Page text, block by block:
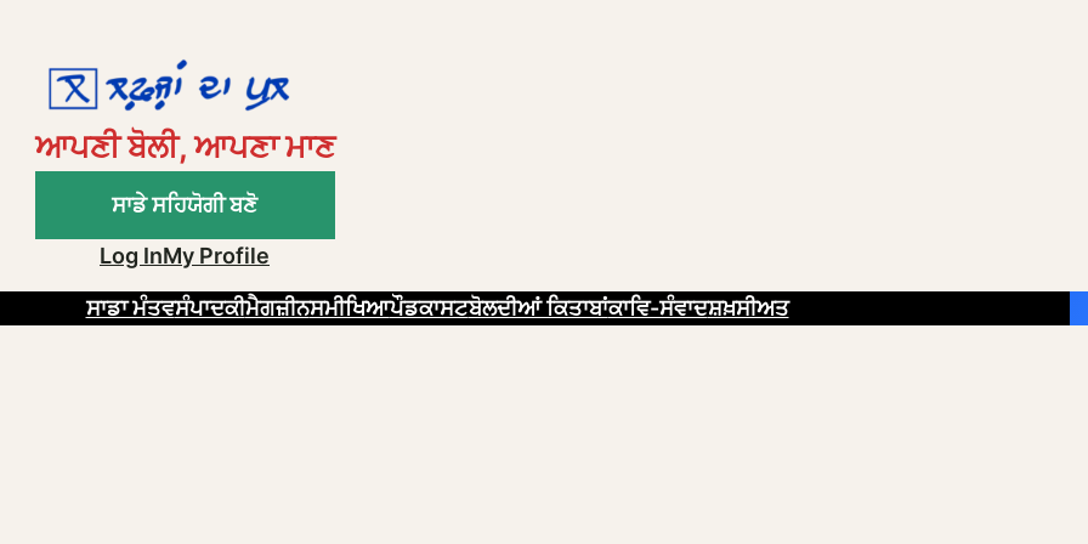
ਆਪਣੀ ਬੋਲੀ, ਆਪਣਾ ਮਾਣ
ਸਾਡੇ ਸਹਿਯੋਗੀ ਬਣੋ
Log InMy Profile
ਸਾਡਾ ਮੰਤਵਸੰਪਾਦਕੀਮੈਗਜ਼ੀਨਸਮੀਖਿਆਪੌਡਕਾਸਟਬੋਲਦੀਆਂ ਕਿਤਾਬਾਂਕਾਵਿ-ਸੰਵਾਦਸ਼ਖ਼ਸੀਅਤ